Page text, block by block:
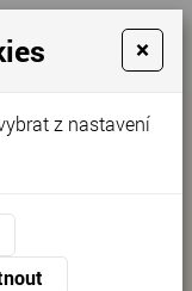
×
z nastavení